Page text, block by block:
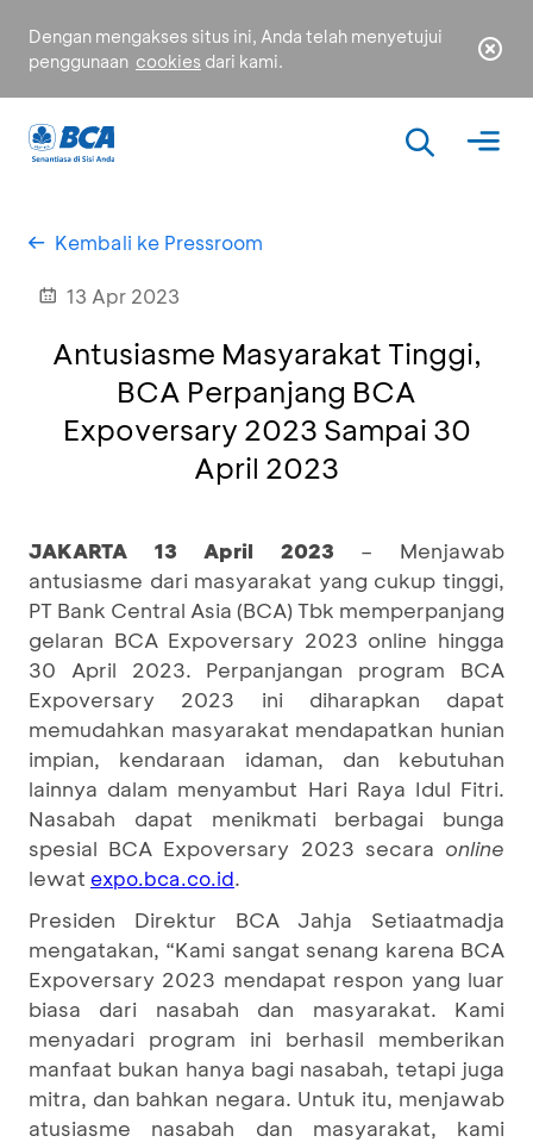
Dengan mengakses situs ini, Anda telah menyetujui
penggunaan cookies dari kami.
Kembali ke Pressroom
13 Apr 2023
Antusiasme Masyarakat Tinggi,
BCA Perpanjang BCA
Expoversary 2023 Sampai 30
April 2023
JAKARTA 13 April 2023 – Menjawab
antusiasme dari masyarakat yang cukup tinggi,
PT Bank Central Asia (BCA) Tbk memperpanjang
gelaran BCA Expoversary 2023 online hingga
30 April 2023. Perpanjangan program BCA
Expoversary 2023 ini diharapkan dapat
memudahkan masyarakat mendapatkan hunian
impian, kendaraan idaman, dan kebutuhan
lainnya dalam menyambut Hari Raya Idul Fitri.
Nasabah dapat menikmati berbagai bunga
spesial BCA Expoversary 2023 secara online
lewat expo.bca.co.id.
Presiden Direktur BCA Jahja Setiaatmadja
mengatakan, “Kami sangat senang karena BCA
Expoversary 2023 mendapat respon yang luar
biasa dari nasabah dan masyarakat. Kami
menyadari program ini berhasil memberikan
manfaat bukan hanya bagi nasabah, tetapi juga
mitra, dan bahkan negara. Untuk itu, menjawab
atusiasme nasabah dan masyarakat, kami